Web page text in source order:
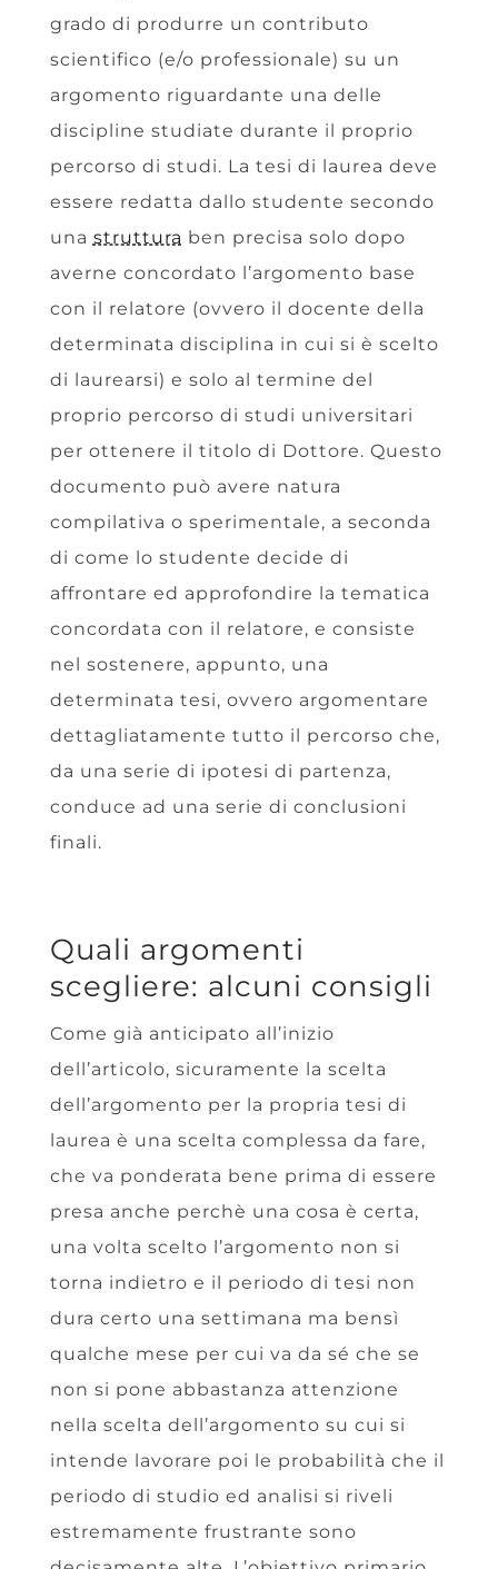
grado di produrre un contributo
scientifico (e/o professionale) su un
argomento riguardante una delle
discipline studiate durante il proprio
percorso di studi. La tesi di laurea deve
essere redatta dallo studente secondo
una struttura ben precisa solo dopo
averne concordato l’argomento base
con il relatore (ovvero il docente della
determinata disciplina in cui si è scelto
di laurearsi) e solo al termine del
proprio percorso di studi universitari
per ottenere il titolo di Dottore. Questo
documento può avere natura
compilativa o sperimentale, a seconda
di come lo studente decide di
affrontare ed approfondire la tematica
concordata con il relatore, e consiste
nel sostenere, appunto, una
determinata tesi, ovvero argomentare
dettagliatamente tutto il percorso che,
da una serie di ipotesi di partenza,
conduce ad una serie di conclusioni
finali.
Quali argomenti
scegliere: alcuni consigli
Come già anticipato all’inizio
dell’articolo, sicuramente la scelta
dell’argomento per la propria tesi di
laurea è una scelta complessa da fare,
che va ponderata bene prima di essere
presa anche perchè una cosa è certa,
una volta scelto l’argomento non si
torna indietro e il periodo di tesi non
dura certo una settimana ma bensì
qualche mese per cui va da sé che se
non si pone abbastanza attenzione
nella scelta dell’argomento su cui si
intende lavorare poi le probabilità che il
periodo di studio ed analisi si riveli
estremamente frustrante sono